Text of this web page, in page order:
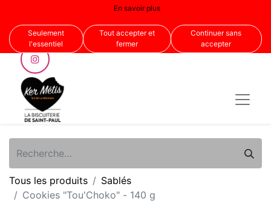
Nous suivre
Tous les produits
Sablés
Cookies "Tou'Choko" - 140 g
En savoir plus
Seulement
l'essentiel
Tout accepter et
fermer
Continuer sans
accepter